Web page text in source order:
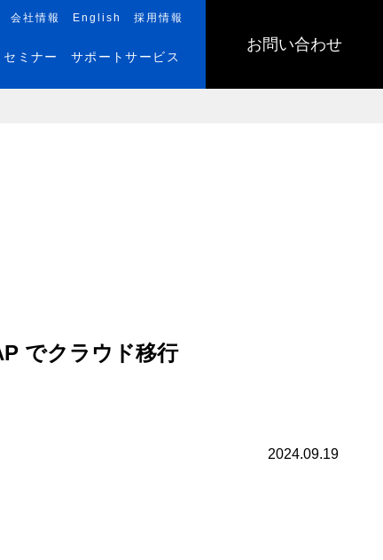
お問い合わせ
会社情報 English 採用情報
セミナー サポートサービス
でクラウド移行
2024.09.19